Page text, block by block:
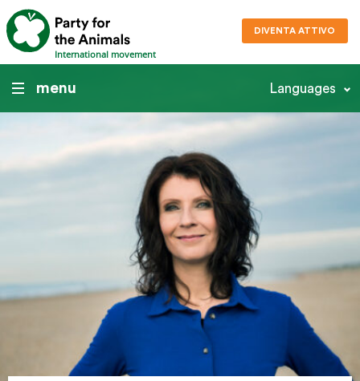
International movement
DIVENTA ATTIVO
menu Languages